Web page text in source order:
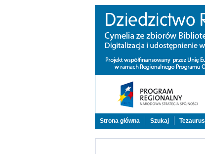
Strona główna Szukaj Tezaurus